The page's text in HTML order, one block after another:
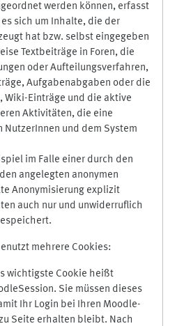
werden können, erfasst
sich um Inhalte, die der
hat bzw. selbst eingegeben
Textbeiträge in Foren, die
oder Aufteilungsverfahren,
Aufgabenabgaben oder die
Wiki-Einträge und die aktive
Aktivitäten, die eine
und dem System
im Falle einer durch den
angelegten anonymen
Anonymisierung explizit
auch nur und unwiderruflich
mehrere Cookies:
wichtigste Cookie heißt
Sie müssen dieses
Ihr Login bei Ihren Moodle-
Seite erhalten bleibt. Nach